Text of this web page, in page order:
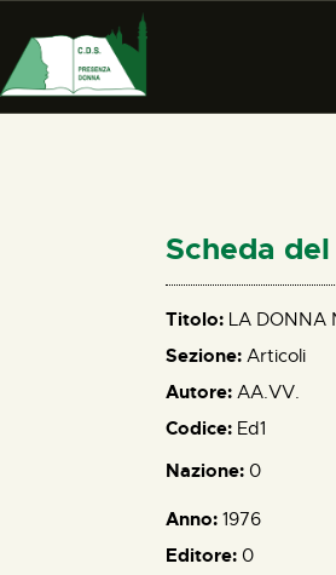
Scheda del
Titolo: LA DONNA
Sezione: Articoli
Autore: AA.VV.
Codice: Ed1
Nazione: 0
Anno: 1976
Editore: 0